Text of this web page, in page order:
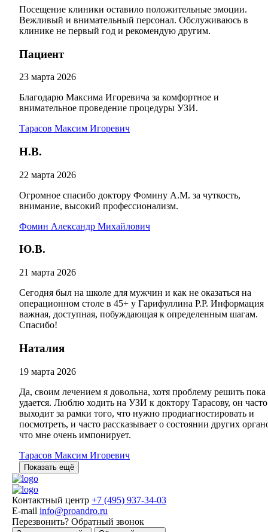
Посещение клиники оставило положительные эмоции.
Вежливый и внимательный персонал. Обслуживаюсь в
клинике не первый год и рекомендую другим.
Пациент
23 марта 2026
Благодарю Максима Игоревича за комфортное и
внимательное проведение процедуры УЗИ.
Тарасов Максим Игоревич
Н.В.
22 марта 2026
Огромное спасибо доктору Фомину А.М. за чуткость,
внимание, высокий профессионализм.
Фомин Александр Михайлович
Ю.В.
21 марта 2026
Сегодня был на школе для мужчин и как не оказаться на
операционном столе в 45+ у Гарифуллина Р.Р. Информация
важная, доступная, побуждающая к определенным шагам.
Спасибо!
Наталия
19 марта 2026
Да, своим лечением я довольна, хотя проблему решить пока
удается. Люблю ходить на УЗИ к доктору Тарасову, он часто
выходит за рамки того, что нужно продиагностировать и
посмотреть, и часто рассказывает о состоянии других
что мне очень импонирует.
Тарасов Максим Игоревич
Показать ещё
Контактный центр +7 (495) 937-34-03
E-mail info@proandro.ru
Перезвонить? Обратный звонок